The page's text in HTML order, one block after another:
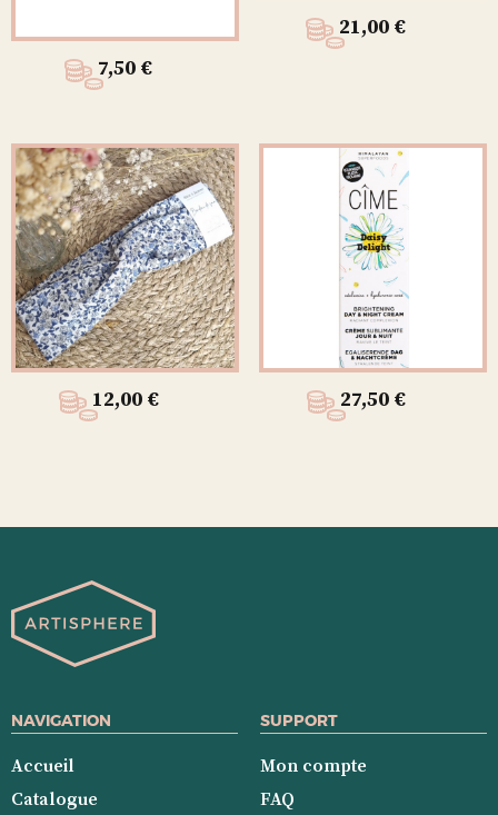
7,50 €
21,00 €
12,00 € 27,50 €
NAVIGATION
Accueil
Catalogue
SUPPORT
Mon compte
FAQ